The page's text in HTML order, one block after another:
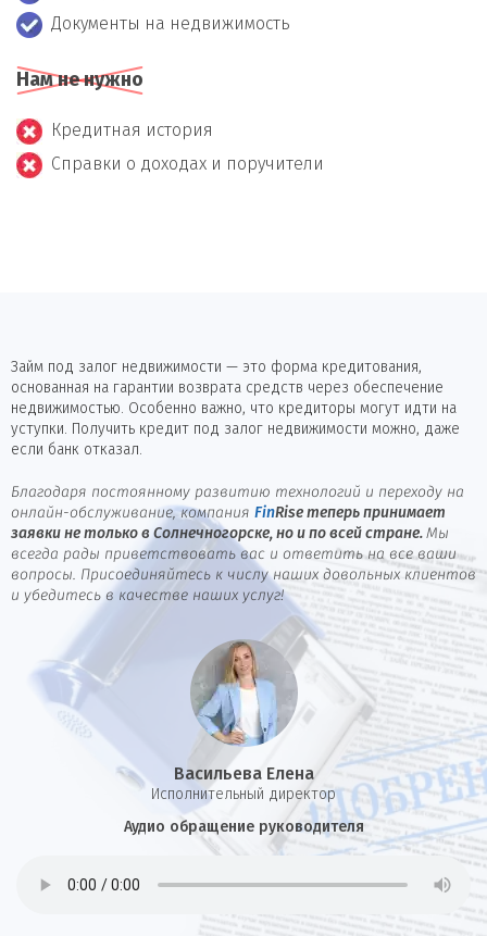
Документы на недвижимость
Нам не нужно
Кредитная история
Справки о доходах и поручители
Займ под залог недвижимости — это форма кредитования,
основанная на гарантии возврата средств через обеспечение
недвижимостью. Особенно важно, что кредиторы могут идти на
уступки. Получить кредит под залог недвижимости можно, даже
если банк отказал.
Благодаря постоянному развитию технологий и переходу на
онлайн-обслуживание, компания FinRise теперь принимает
заявки не только в Солнечногорске, но и по всей стране. Мы
всегда рады приветствовать вас и ответить на все ваши
вопросы. Присоединяйтесь к числу наших довольных клиентов
и убедитесь в качестве наших услуг!
Васильева Елена
И сполнительный директор
Аудио обращение руководителя